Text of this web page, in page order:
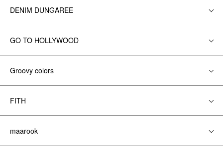
DENIM DUNGAREE
GO TO HOLLYWOOD
Groovy colors
FITH
maarook